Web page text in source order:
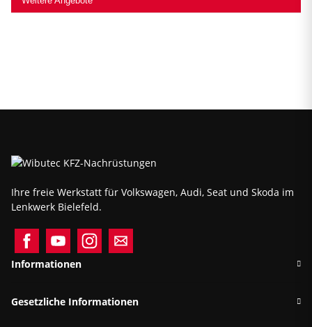
Ihre freie Werkstatt für Volkswagen, Audi, Seat und Skoda im
Lenkwerk Bielefeld.
Informationen
Gesetzliche Informationen